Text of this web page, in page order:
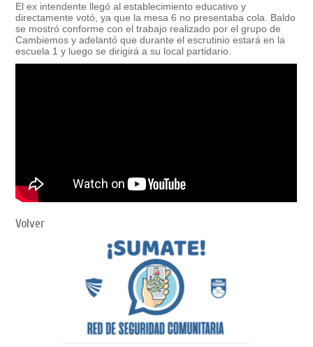
El ex intendente llegó al establecimiento educativo y
directamente votó, ya que la mesa 6 no presentaba cola. Baldo
se mostró conforme con el trabajo realizado por el grupo de
Cambiemos y adelantó que durante el escrutinio estará en la
escuela 1 y luego se dirigirá a su local partidario.
Volver